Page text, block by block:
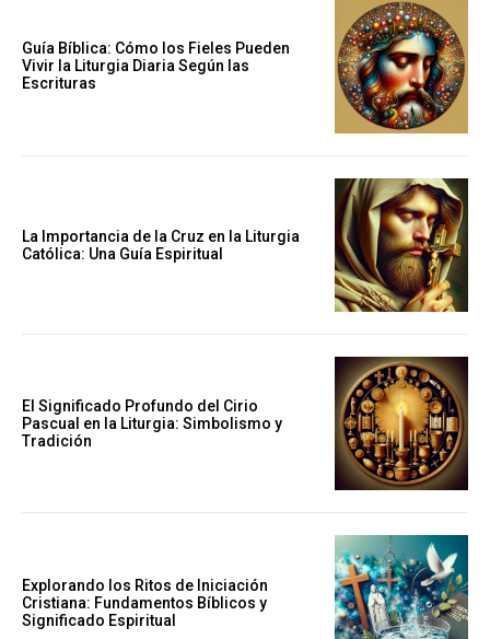
Guía Bíblica: Cómo los Fieles Pueden
Vivir la Liturgia Diaria Según las
Escrituras
La Importancia de la Cruz en la Liturgia
Católica: Una Guía Espiritual
El Significado Profundo del Cirio
Pascual en la Liturgia: Simbolismo y
Tradición
Explorando los Ritos de Iniciación
Cristiana: Fundamentos Bíblicos y
Significado Espiritual